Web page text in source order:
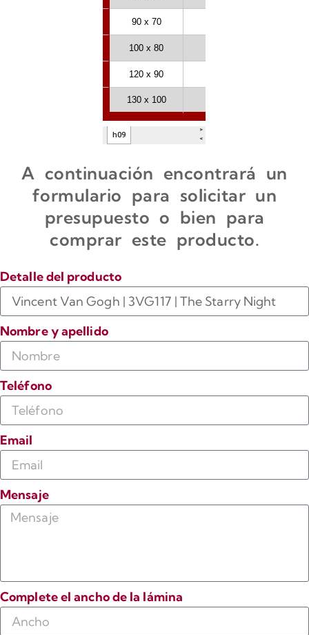
A continuación encontrará un
formulario para solicitar un
presupuesto o bien para
comprar este producto.
Detalle del producto
Nombre y apellido
Teléfono
Email
Mensaje
Complete el ancho de la lámina